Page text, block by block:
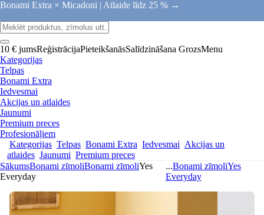
Bonami Extra × Micadoni | Atlaide līdz 25 % →
10 € jumsReģistrācijaPieteikšanāsSalīdzināšana GrozsMenu
Kategorijas
Telpas
Bonami Extra
Iedvesmai
Akcijas un atlaides
Jaunumi
Premium preces
Profesionāļiem
Kategorijas Telpas Bonami Extra Iedvesmai Akcijas un
atlaides Jaunumi Premium preces
SākumsBonami zīmoliBonami zīmoliYes
Everyday
...Bonami zīmoliYes
Everyday